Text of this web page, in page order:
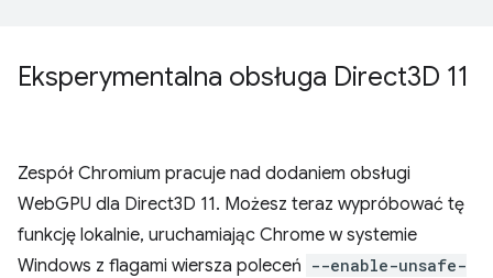
Eksperymentalna obsługa Direct3D 11
Zespół Chromium pracuje nad dodaniem obsługi
WebGPU dla Direct3D 11. Możesz teraz wypróbować tę
funkcję lokalnie, uruchamiając Chrome w systemie
Windows z flagami wiersza poleceń --enable-unsafe-